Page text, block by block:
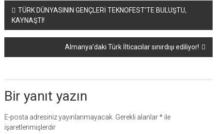
Yazı
dolaşımı
TÜRK DÜNYASININ GENÇLERİ TEKNOFEST’TE BULUŞTU,
KAYNAŞTI!
Almanya’daki Türk İlticacılar sınırdışı ediliyor!
Bir yanıt yazın
E-posta adresiniz yayınlanmayacak. Gerekli alanlar*ile
işaretlenmişlerdir